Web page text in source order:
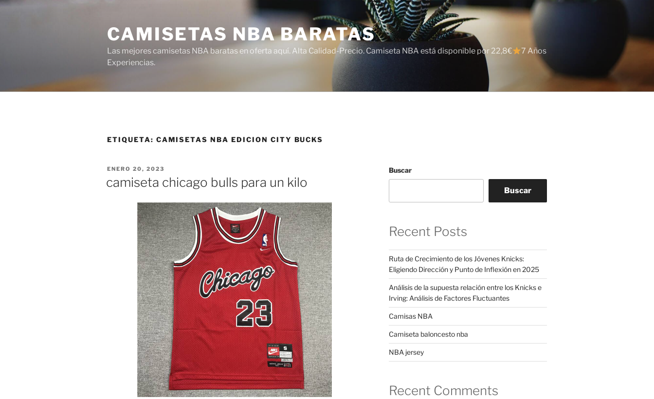
Saltar
CAMISETAS NBA BARATAS
Las mejores camisetas NBA baratas en oferta aquí. Alta Calidad-Precio. Camiseta NBA está disponible por 22,8€
7 Años
Experiencias.
ETIQUETA: CAMISETAS NBA EDICION CITY BUCKS
PUBLICADO
ENERO 20, 2023
camiseta chicago bulls para un kilo
Buscar
Buscar
Recent Posts
Ruta de Crecimiento de los Jóvenes Knicks:
Eligiendo Dirección y Punto de Inflexión en 2025
Análisis de la supuesta relación entre los Knicks e
Irving: Análisis de Factores Fluctuantes
Camisas NBA
Camiseta baloncesto nba
NBA jersey
Recent Comments